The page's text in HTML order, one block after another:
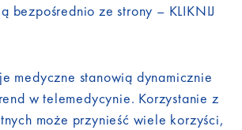
bezpośrednio ze strony – KLIKNIJ
medyczne stanowią dynamicznie
w telemedycynie. Korzystanie z
może przynieść wiele korzyści,